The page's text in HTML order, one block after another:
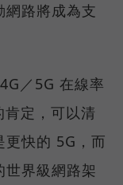
網路將成為支
／5G 在線率
定，可以清
更快的 5G，而
世界級網路架